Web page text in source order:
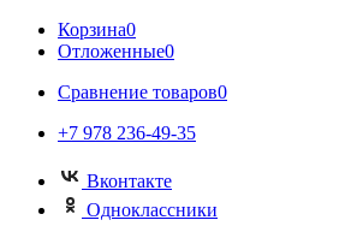
Корзина0
Отложенные0
Сравнение товаров0
+7 978 236-49-35
Вконтакте
Одноклассники